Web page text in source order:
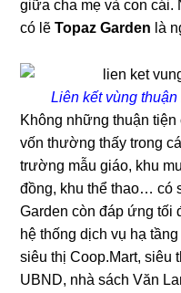
giữa cha mẹ và con cái.
có lẽTopaz Garden là
Liên kết vùng
Không những thuận
vốn thường thấy trong
trường mẫu giáo, khu
đồng, khu thể thao… có
Garden còn đáp ứng tối
hệ thống dịch vụ hạ
siêu thị Coop.Mart, siêu
UBND, nhà sách Văn